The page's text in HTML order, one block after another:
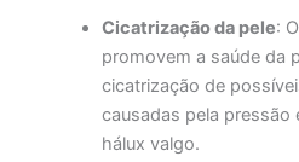
Cicatrização da pele:
promovem a saúde da
cicatrização de
causadas pela
hálux valgo.